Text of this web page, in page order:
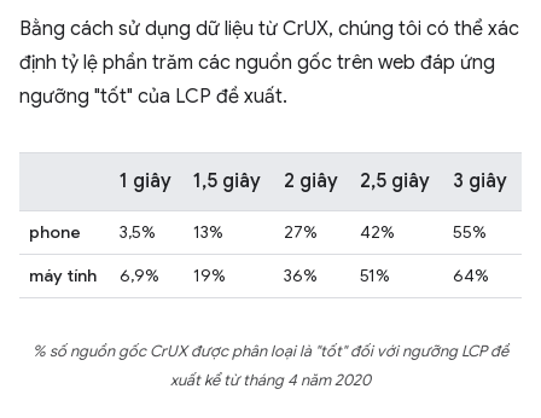
Bằng cách sử dụng dữ liệu từ CrUX, chúng tôi có thể xác
định tỷ lệ phần trăm các nguồn gốc trên web đáp ứng
ngưỡng "tốt" của LCP đề xuất.
1 giây 1,5 giây 2 giây 2,5 giây 3 giây
phone 3,5% 13% 27% 42%
55%
máy tính
6,9% 19% 36% 51% 64%
% số nguồn gốc CrUX được phân loại là "tốt" đối với ngưỡng LCP đề
xuất kể từ tháng 4 năm 2020